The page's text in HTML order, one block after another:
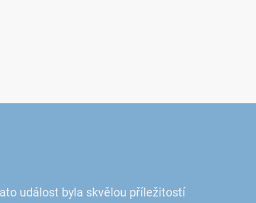
událost byla skvělou příležitostí